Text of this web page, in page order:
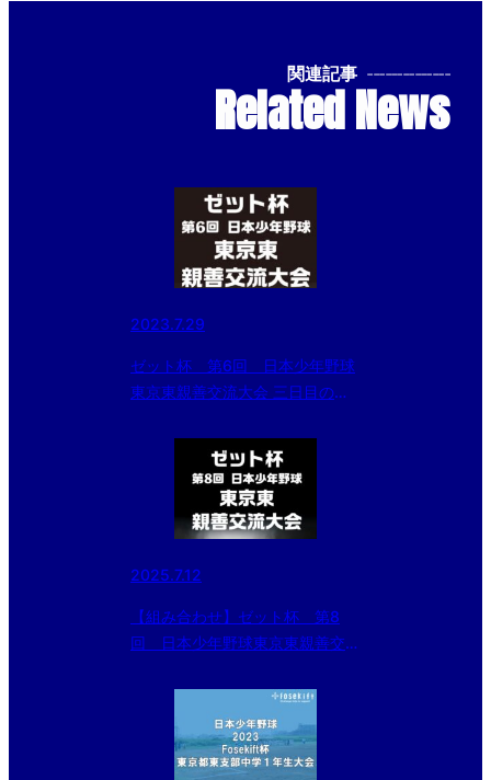
関連記事 --------------
Related News
2023.7.29
ゼット杯 第6回 日本少年野球
東京東親善交流大会 三日目の結
2025.7.12
【組み合わせ】ゼット杯 第8
回 日本少年野球東京東親善交流